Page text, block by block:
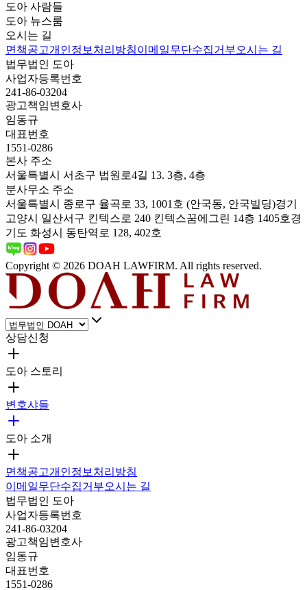
도아 사람들
도아 뉴스룸
오시는 길
면책공고개인정보처리방침이메일무단수집거부오시는 길
법무법인 도아
사업자등록번호
241-86-03204
광고책임변호사
임동규
대표번호
1551-0286
본사 주소
서울특별시 서초구 법원로4길 13. 3층, 4층
분사무소 주소
서울특별시 종로구 율곡로 33, 1001호 (안국동, 안국빌딩)경기
고양시 일산서구 킨텍스로 240 킨텍스꿈에그린 14층 1405호경
기도 화성시 동탄역로 128, 402호
Copyright © 2026 DOAH LAWFIRM. All rights reserved.
상담신청
도아 스토리
변호샤들
도아 소개
면책공고개인정보처리방침
이메일무단수집거부오시는 길
법무법인 도아
사업자등록번호
241-86-03204
광고책임변호사
임동규
대표번호
1551-0286